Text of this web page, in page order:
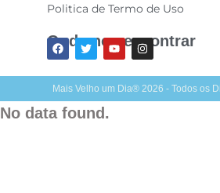
Politica de Termo de Uso
Onde nos encontrar
Mais Velho um Dia® 2026 - Todos os
No data found.